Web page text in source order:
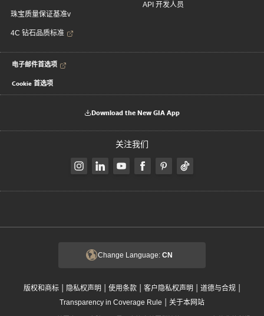
珠宝质量保证基准v
4C 钻石品质标准
API 开发人员
电子邮件首选项
Cookie 首选项
Download the New GIA App
关注我们
Change Language: CN
版权和商标 | 隐私权声明 | 使用条款 | 客户隐私权声明 | 道德与合规 |
Transparency in Coverage Rule | 关于本网站